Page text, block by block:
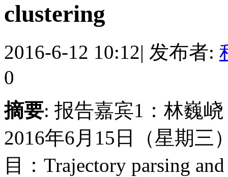
clustering
2016-6-12 10:12| 发布者:
0
摘要: 报告嘉宾1：林巍
2016年6月15日（星期三
目：Trajectory parsing